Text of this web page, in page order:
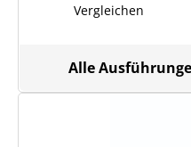
Vergleichen
Alle